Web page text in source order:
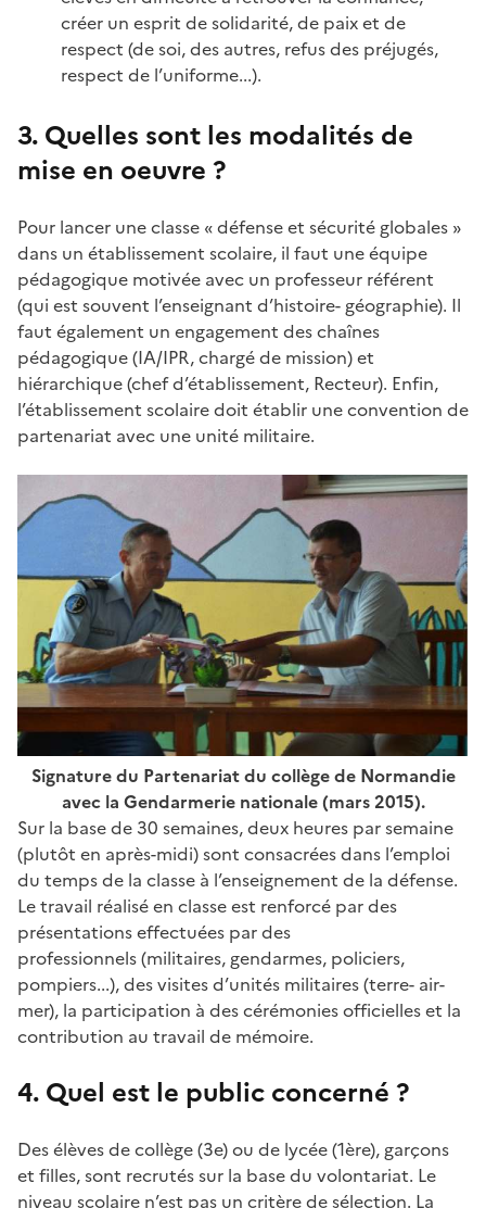
créer un esprit de solidarité, de paix et de
respect (de soi, des autres, refus des préjugés,
respect de l’uniforme...).
3. Quelles sont les modalités de
mise en oeuvre ?
Pour lancer une classe « défense et sécurité globales »
dans un établissement scolaire, il faut une équipe
pédagogique motivée avec un professeur référent
(qui est souvent l’enseignant d’histoire- géographie). Il
faut également un engagement des chaînes
pédagogique (IA/IPR, chargé de mission) et
hiérarchique (chef d’établissement, Recteur). Enfin,
l’établissement scolaire doit établir une convention de
partenariat avec une unité militaire.
Signature du Partenariat du collège de Normandie
avec la Gendarmerie nationale (mars 2015).
Sur la base de 30 semaines, deux heures par semaine
(plutôt en après-midi) sont consacrées dans l’emploi
du temps de la classe à l’enseignement de la défense.
Le travail réalisé en classe est renforcé par des
présentations effectuées par des
professionnels (militaires, gendarmes, policiers,
pompiers...), des visites d’unités militaires (terre- air-
mer), la participation à des cérémonies officielles et la
contribution au travail de mémoire.
4. Quel est le public concerné ?
Des élèves de collège (3e) ou de lycée (1ère), garçons
et filles, sont recrutés sur la base du volontariat. Le
niveau scolaire n’est pas un critère de sélection. La